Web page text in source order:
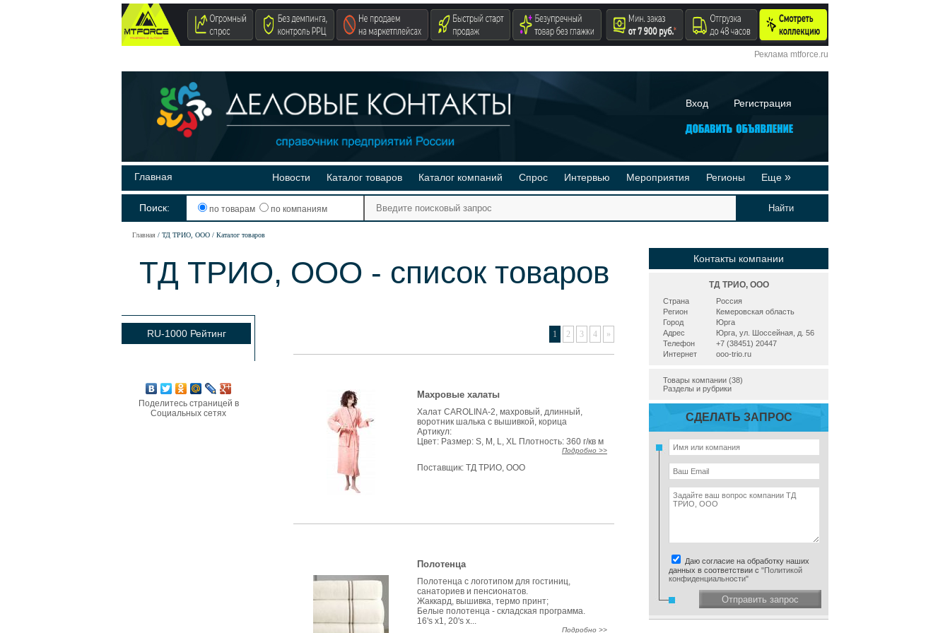
Реклама mtforce.ru
Вход Регистрация
Главная Новости Каталог товаров Каталог компаний Спрос Интервью Мероприятия Регионы Еще »
Реклама на сайте
Поиск: по товарам по компаниям
Главная ТД ТРИО, ООО Каталог товаров
ТД ТРИО, ООО - список товаров
RU-1000 Рейтинг
Поделитесь страницей в
Социальных сетях
1 2 3 4 »
Махровые халаты
Халат CAROLINA-2, махровый, длинный,
воротник шалька с вышивкой, корица
Артикул:
Цвет: Размер: S, M, L, XL Плотность: 360 г/кв м
Подробно >>
Поставщик: ТД ТРИО, ООО
Полотенца
Полотенца с логотипом для гостиниц,
санаториев и пенсионатов.
Жаккард, вышивка, термо принт;
Белые полотенца - складская программа.
16's x1, 20's x...
Подробно >>
Контакты компании
ТД ТРИО, ООО
Страна
Россия
Регион
Кемеровская область
Город
Юрга
Адрес
Юрга, ул. Шоссейная, д. 56
Телефон
+7 (38451) 20447
Интернет
ooo-trio.ru
Товары компании (38)
Разделы и рубрики
СДЕЛАТЬ ЗАПРОС
Даю согласие на обработку наших
данных в соответствии с "Политикой
конфиденциальности"
Отправить запрос